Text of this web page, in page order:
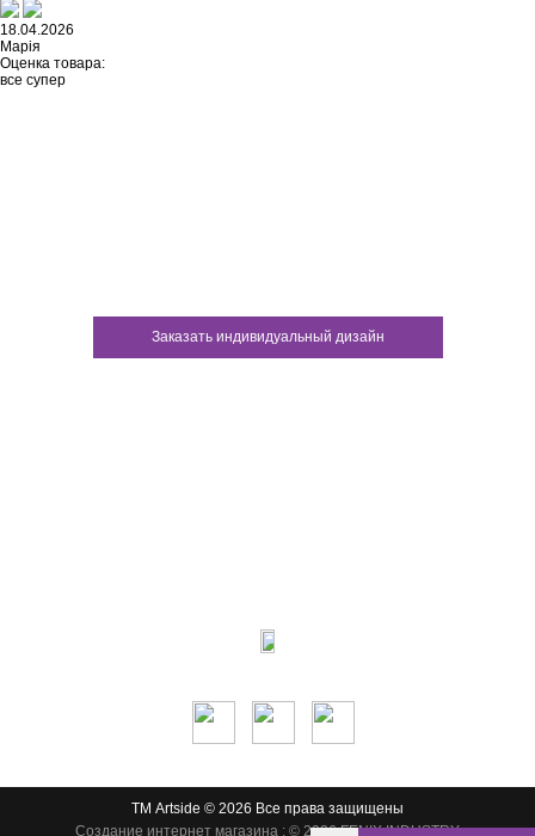
18.04.2026
Марія
Оценка товара:
все супер
Заказать индивидуальный дизайн
ТМ Artside © 2026 Все права защищены
Создание интернет магазина : © 2026 FENIX INDUSTRY